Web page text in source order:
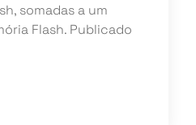
somadas a um
Flash. Publicado